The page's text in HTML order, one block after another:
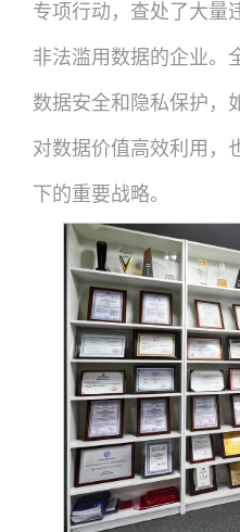
专项行动，查处了大量
非法滥用数据的企业。
数据安全和隐私保护，
对数据价值高效利用，
下的重要战略。